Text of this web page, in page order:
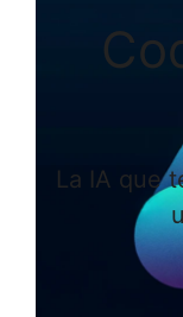
La IA que